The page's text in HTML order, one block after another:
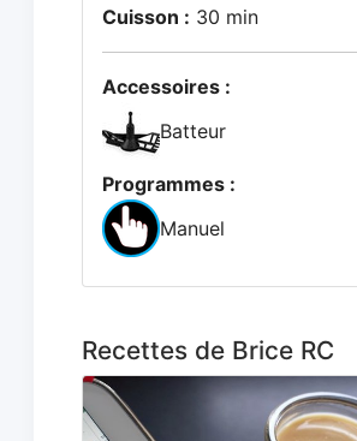
Cuisson : 30 min
Accessoires :
Batteur
Programmes :
Manuel
Recettes de Brice RC